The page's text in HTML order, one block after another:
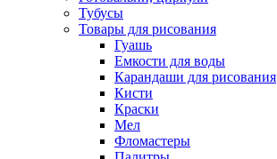
Тубусы
Товары для рисования
Гуашь
Емкости для воды
Карандаши для рисования
Кисти
Краски
Мел
Фломастеры